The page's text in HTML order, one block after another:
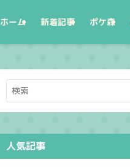
ホーム 新着記事 ポケ森
人気記事